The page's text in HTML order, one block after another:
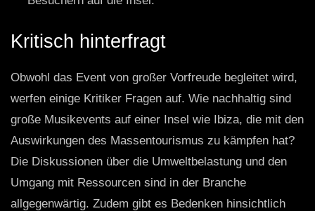
Kritisch hinterfragt
Obwohl das Event von großer Vorfreude begleitet wird,
werfen einige Kritiker Fragen auf. Wie nachhaltig sind
große Musikevents auf einer Insel wie Ibiza, die mit den
Auswirkungen des Massentourismus zu kämpfen hat?
Die Diskussionen über die Umweltbelastung und den
Umgang mit Ressourcen sind in der Branche
allgegenwärtig. Zudem gibt es Bedenken hinsichtlich